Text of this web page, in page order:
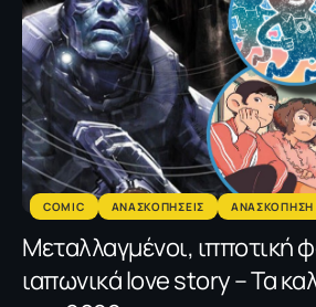
COMIC ΑΝΑΣΚΟΠΗΣΕΙΣ ΑΝΑΣΚΟΠΗΣΗ
Μεταλλαγμένοι, ιπποτική
ιαπωνικά love story – Τα